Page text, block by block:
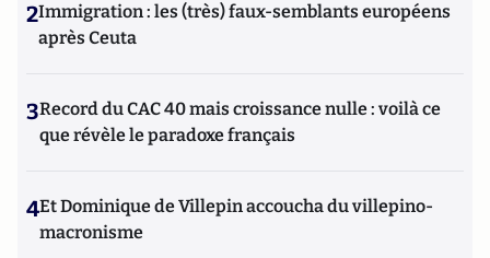
2Immigration : les (très) faux-semblants européens
après Ceuta
3Record du CAC 40 mais croissance nulle : voilà ce
que révèle le paradoxe français
4Et Dominique de Villepin accoucha du villepino-
macronisme